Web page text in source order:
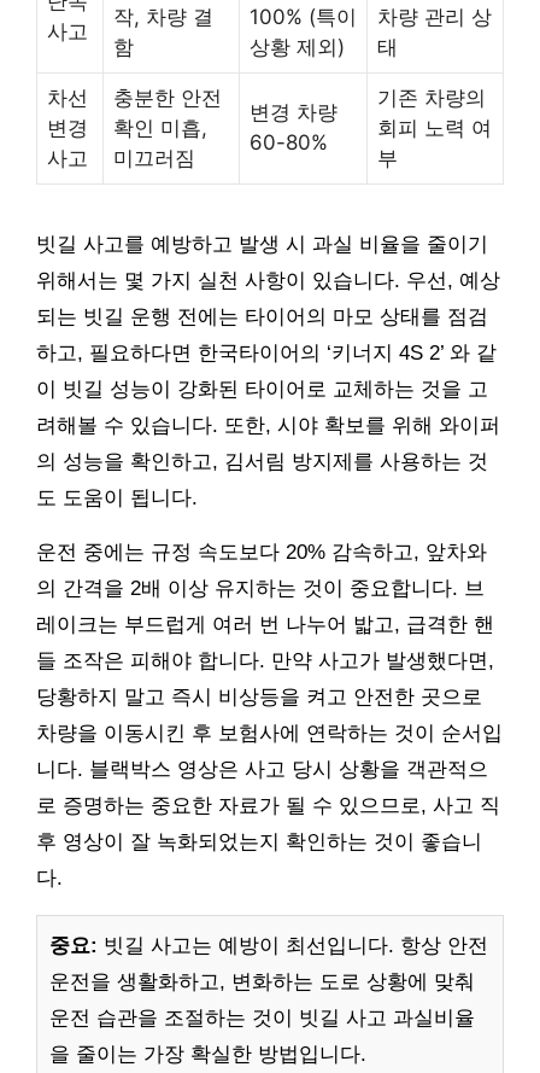
사고
작, 차량 결
함
100% (특이
상황 제외)
차량 관리 상
태
차선
변경
사고
충분한 안전
확인 미흡,
미끄러짐
변경 차량
60-80%
기존 차량의
회피 노력 여
부
빗길 사고를 예방하고 발생 시 과실 비율을 줄이기
위해서는 몇 가지 실천 사항이 있습니다. 우선, 예상
되는 빗길 운행 전에는 타이어의 마모 상태를 점검
하고, 필요하다면 한국타이어의 ‘키너지 4S 2’ 와 같
이 빗길 성능이 강화된 타이어로 교체하는 것을 고
려해볼 수 있습니다. 또한, 시야 확보를 위해 와이퍼
의 성능을 확인하고, 김서림 방지제를 사용하는 것
도 도움이 됩니다.
운전 중에는 규정 속도보다 20% 감속하고, 앞차와
의 간격을 2배 이상 유지하는 것이 중요합니다. 브
레이크는 부드럽게 여러 번 나누어 밟고, 급격한 핸
들 조작은 피해야 합니다. 만약 사고가 발생했다면,
당황하지 말고 즉시 비상등을 켜고 안전한 곳으로
차량을 이동시킨 후 보험사에 연락하는 것이 순서입
니다. 블랙박스 영상은 사고 당시 상황을 객관적으
로 증명하는 중요한 자료가 될 수 있으므로, 사고 직
후 영상이 잘 녹화되었는지 확인하는 것이 좋습니
다.
중요: 빗길 사고는 예방이 최선입니다. 항상 안전
운전을 생활화하고, 변화하는 도로 상황에 맞춰
운전 습관을 조절하는 것이 빗길 사고 과실비율
을 줄이는 가장 확실한 방법입니다.